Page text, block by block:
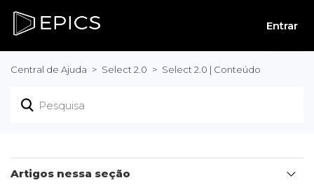
Entrar
Central de Ajuda Select 2.0 Select 2.0 | Conteúdo
Artigos nessa seção